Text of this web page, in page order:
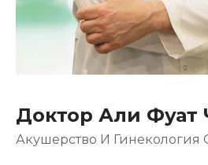
Доктор Али Фуат
Акушерство И Гинекология